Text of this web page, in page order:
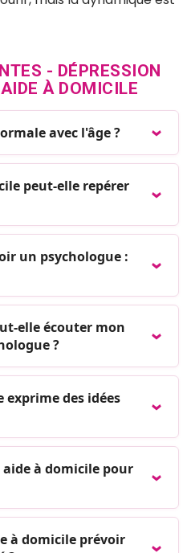
- DÉPRESSION
À DOMICILE
avec l'âge ?
peut-elle repérer
un psychologue :
elle écouter mon
?
exprime des idées
aide à domicile pour
à domicile prévoir